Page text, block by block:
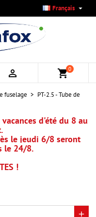
Français 
 shopping_cart0
fuselage
PT-2.5 - Tube de
d'été du 8 au
le jeudi 6/8 seront
le 24/8.
!
×
×
Créer une liste d'envies
×
des produits à votre
Connexion